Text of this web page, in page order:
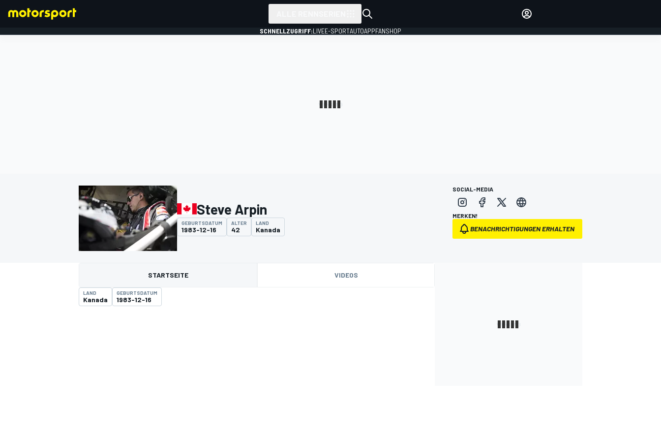
EINLOGGEN
SCHNELLZUGRIFF:LIVEE-SPORTAUTOAPPFANSHOP
Steve Arpin
GEBURTSDATUM
1983-12-16
ALTER
42
LAND
Kanada
SOCIAL-MEDIA
MERKEN!
BENACHRICHTIGUNGEN ERHALTEN
STARTSEITE VIDEOS
LAND
Kanada
GEBURTSDATUM
1983-12-16